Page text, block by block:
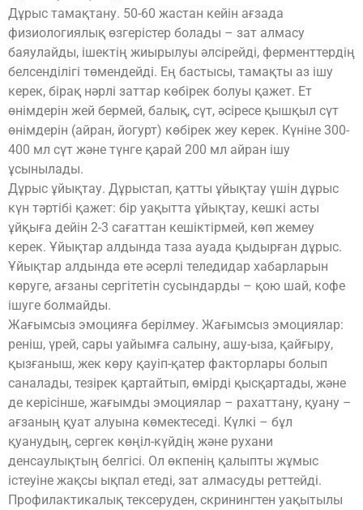
Дұрыс тамақтану. 50-60 жастан кейін ағзада
физиологиялық өзгерістер болады – зат алмасу
баяулайды, ішектің жиырылуы әлсірейді, ферменттердің
белсенділігі төмендейді. Ең бастысы, тамақты аз ішу
керек, бірақ нәрлі заттар көбірек болуы қажет. Ет
өнімдерін жей бермей, балық, сүт, әсіресе қышқыл сүт
өнімдерін (айран, йогурт) көбірек жеу керек. Күніне 300-
400 мл сүт және түнге қарай 200 мл айран ішу
ұсынылады.
Дұрыс ұйықтау. Дұрыстап, қатты ұйықтау үшін дұрыс
күн тәртібі қажет: бір уақытта ұйықтау, кешкі асты
ұйқыға дейін 2-3 сағаттан кешіктірмей, көп жемеу
керек. Ұйықтар алдында таза ауада қыдырған дұрыс.
Ұйықтар алдында өте әсерлі теледидар хабарларын
көруге, ағзаны сергітетін сусындарды – қою шай, кофе
ішуге болмайды.
Жағымсыз эмоцияға берілмеу. Жағымсыз эмоциялар:
реніш, үрей, сары уайымға салыну, ашу-ыза, қайғыру,
қызғаныш, жек көру қауіп-қатер факторлары болып
саналады, тезірек қартайтып, өмірді қысқартады, және
де керісінше, жағымды эмоциялар – рахаттану, қуану –
ағзаның қуат алуына көмектеседі. Күлкі – бұл
қуанудың, сергек көңіл-күйдің және рухани
денсаулықтың белгісі. Ол өкпенің қалыпты жұмыс
істеуіне жақсы ықпал етеді, зат алмасуды реттейді.
Профилактикалық тексеруден, скринингтен уақытылы